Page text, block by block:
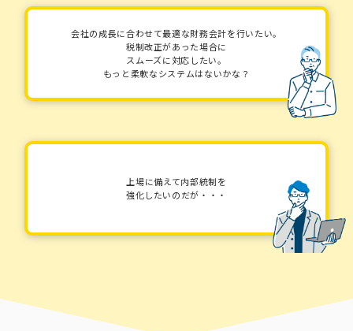
会社の成長に合わせて最適な財務会計を行いたい。
税制改正があった場合に
スムーズに対応したい。
もっと柔軟なシステムはないかな？
上場に備えて内部統制を
強化したいのだが・・・